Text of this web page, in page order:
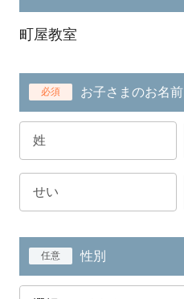
町屋教室
必須 お子さまのお名前
任意 性別